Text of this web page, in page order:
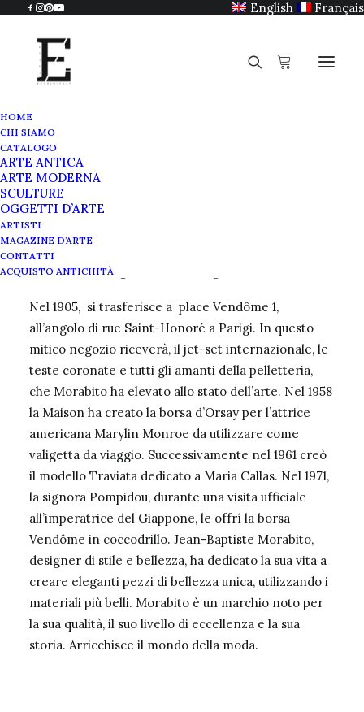
English Français
HOME
CHI SIAMO
CATALOGO
ARTE ANTICA
ARTE MODERNA
SCULTURE
OGGETTI D’ARTE
ARTISTI
MAGAZINE D’ARTE
CONTATTI
ACQUISTO ANTICHITÀ
La Casa Morabito, fondata da Jean-Baptiste
Morabito, noto gioielliere e artigiano.
Nel 1905, si trasferisce a place Vendôme 1,
all’angolo di rue Saint-Honoré a Parigi. In questo
mitico negozio riceverà, il jet-set internazionale, le
teste coronate e tutti gli amanti della pelletteria,
che Morabito ha elevato allo stato dell’arte. Nel 1958
la Maison ha creato la borsa d’Orsay per l’attrice
americana Marylin Monroe da utilizzare come
valigetta da viaggio. Successivamente nel 1961 creò
il modello Traviata dedicato a Maria Callas. Nel 1971,
la signora Pompidou, durante una visita ufficiale
all’imperatrice del Giappone, le offrí la borsa
Vendôme in coccodrillo. Jean-Baptiste Morabito,
designer di stile e bellezza, ha dedicato la sua vita a
creare eleganti pezzi di bellezza unica, utilizzando i
materiali più belli. Morabito è un marchio noto per
la sua qualità, il suo livello di eccellenza e la sua
storia. Arricchisce il mondo della moda.